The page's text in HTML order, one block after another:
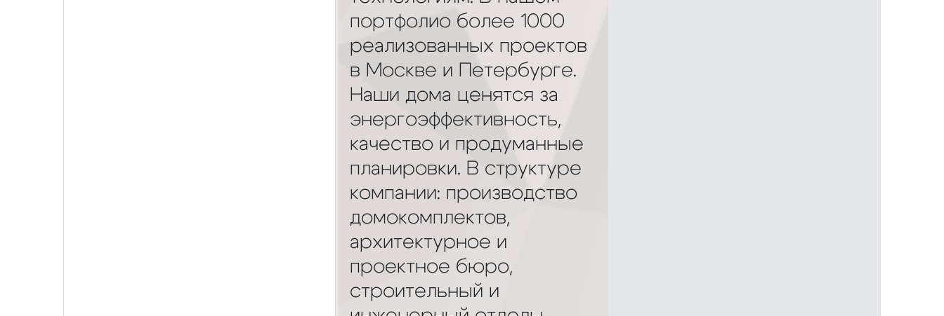
портфолио более 1000
реализованных проектов
в Москве и Петербурге.
Наши дома ценятся за
энергоэффективность,
качество и продуманные
планировки. В структуре
компании: производство
домокомплектов,
архитектурное и
проектное бюро,
строительный и